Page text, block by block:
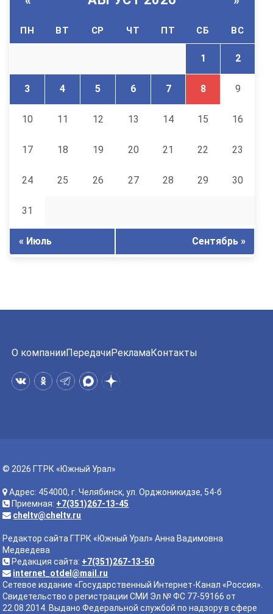
ПН ВТ СР ЧТ ПТ СБ ВС
1 2
3 4 5 6 7 8 9
10 11 12 13 14 15 16
17 18 19 20 21 22 23
24 25 26 27 28 29 30
31
« Июль Сентябрь »
О компанииПередачиРекламаКонтакты
© 2026 ГТРК «Южный Урал»
Адрес: 454000, г. Челябинск, ул. Орджоникидзе, 54-б
Приемная: +7(351)267-13-45
cheltv@cheltv.ru
Редактор сайта ГТРК «Южный Урал» Анна Вадимовна
Медведева
Редакция сайта: +7(351)267-13-50
internet_otdel@mail.ru
Сетевое издание «Государственный Интернет-Канал «Россия».
Свидетельство о регистрации СМИ Эл № ФС 77-59166 от
22.08.2014. Выдано Федеральной службой по надзору в сфере